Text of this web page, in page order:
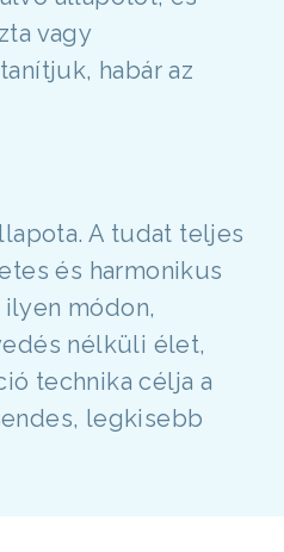
vagy
habár az
A tudat teljes
és harmonikus
módon,
nélküli élet,
technika célja a
legkisebb